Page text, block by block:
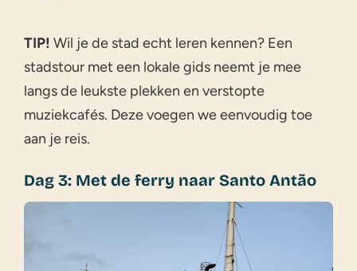
TIP! Wil je de stad echt leren kennen? Een
stadstour met een lokale gids neemt je mee
langs de leukste plekken en verstopte
muziekcafés. Deze voegen we eenvoudig toe
aan je reis.
Dag 3: Met de ferry naar Santo Antão